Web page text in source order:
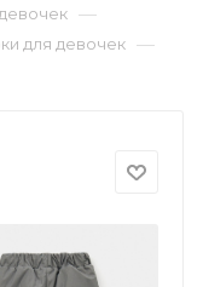
—
для девочек —